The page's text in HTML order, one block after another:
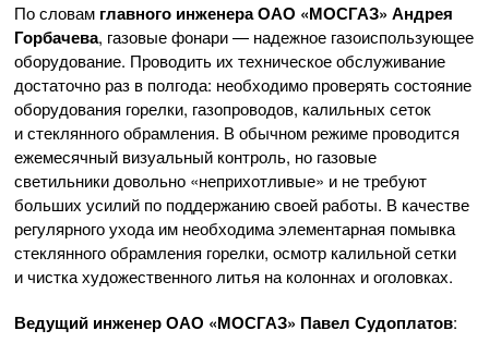
По словам главного инженераОАО «МОСГАЗ» Андрея
Горбачева, газовые фонари — надежное газоиспользующее
оборудование. Проводить их техническое обслуживание
достаточно раз в полгода: необходимо проверять состояние
оборудования горелки, газопроводов, калильных сеток
и стеклянного обрамления. В обычном режиме проводится
ежемесячный визуальный контроль, но газовые
светильники довольно «неприхотливые» и не требуют
больших усилий по поддержанию своей работы. В качестве
регулярного ухода им необходима элементарная помывка
стеклянного обрамления горелки, осмотр калильной сетки
и чистка художественного литья на колоннах и оголовках.
Ведущий инженерОАО «МОСГАЗ» Павел Судоплатов: